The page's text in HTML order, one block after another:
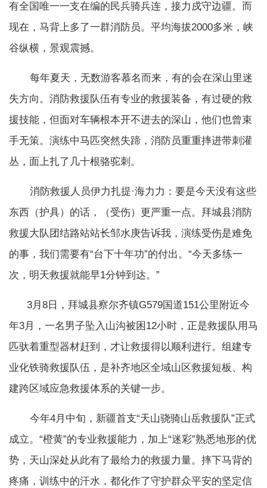
有全国唯一一支在编的民兵骑兵连，接力戍守边疆。而
现在，马背上多了一群消防员。平均海拔2000多米，峡
谷纵横，景观震撼。
每年夏天，无数游客慕名而来，有的会在深山里迷
失方向。消防救援队伍有专业的救援装备，有过硬的救
援技能，但面对车辆根本开不进去的深山，他们也曾束
手无策。演练中马匹突然失蹄，消防员重重摔进带刺灌
丛，面上扎了几十根骆驼刺。
消防救援人员伊力扎提·海力力：要是今天没有这些
东西（护具）的话，（受伤）更严重一点。拜城县消防
救援大队团结路站站长邹水庚告诉我，演练受伤是难免
的事，我们需要有“台下十年功”的付出。“今天多练一
次，明天救援就能早1分钟到达。”
3月8日，拜城县察尔齐镇G579国道151公里附近今
年3月，一名男子坠入山沟被困12小时，正是救援队用马
匹驮着重型器材赶到，才让救援得以顺利进行。组建专
业化铁骑救援队伍，是补齐地区全域山区救援短板、构
建跨区域应急救援体系的关键一步。
今年4月中旬，新疆首支“天山骁骑山岳救援队”正式
成立。“橙黄”的专业救援能力，加上“迷彩”熟悉地形的优
势，天山深处从此有了最给力的救援力量。摔下马背的
疼痛，训练中的汗水，都化作了守护群众平安的坚定信